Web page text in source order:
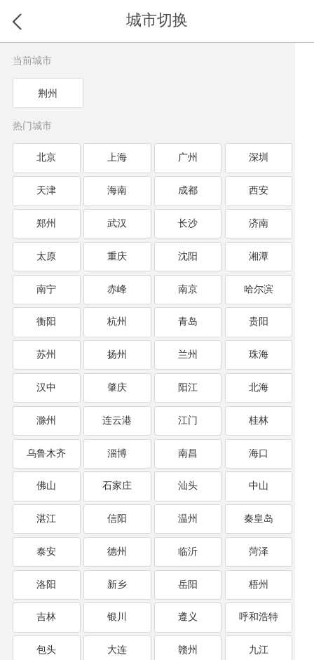
城市切换
当前城市
荆州
热门城市
北京 上海 广州 深圳
天津 海南 成都 西安
郑州 武汉 长沙 济南
太原 重庆 沈阳 湘潭
南宁 赤峰 南京 哈尔滨
衡阳 杭州 青岛 贵阳
苏州 扬州 兰州 珠海
汉中 肇庆 阳江 北海
滁州 连云港 江门 桂林
乌鲁木齐 淄博 南昌 海口
佛山 石家庄 汕头 中山
湛江 信阳 温州 秦皇岛
泰安 德州 临沂 菏泽
洛阳 新乡 岳阳 梧州
吉林 银川 遵义 呼和浩特
包头 大连 赣州 九江